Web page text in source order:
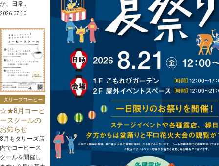
か、日常...
2026.07.30
タリーズコーヒー
☆★8月コーヒ
ースクールの
お知らせ
8月もタリーズ店
内でコーヒース
クールを開催し